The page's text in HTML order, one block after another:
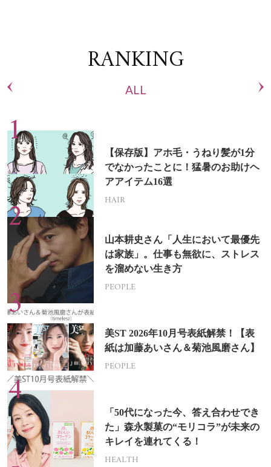
RANKING
ALL
【保存版】アホ毛・うねり髪が1分
でなかったことに！猛暑のお助けヘ
アアイテム16選
HAIR
山本耕史さん「人生において最優先
は家族」。仕事も無欲に、ストレス
を溜めない生き方
PEOPLE
美ST 2026年10月号表紙解禁！【表
紙は加藤あいさん＆菊池風磨さん】
PEOPLE
「50代になった今、答え合わせでき
た」森永製菓の“モリコラ”が未来の
キレイを連れてくる！
HEALTH